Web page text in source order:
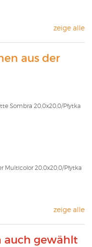
zeige alle
aus der
Sombra 20,0x20,0/Płytka
Multicolor 20,0x20,0/Płytka
zeige alle
auch gewählt